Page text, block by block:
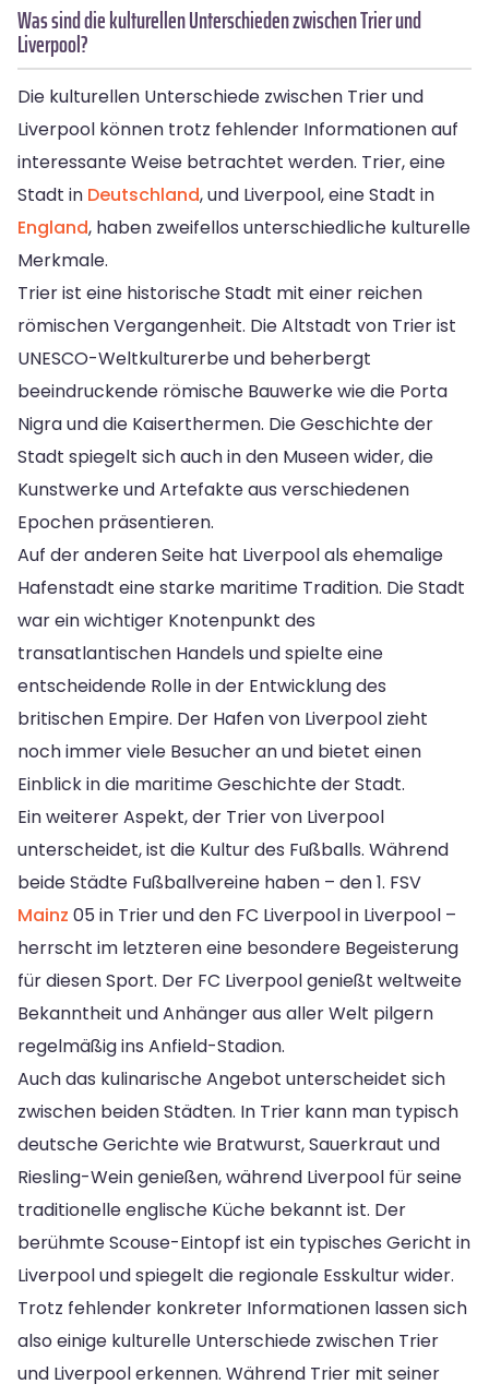
Was sind die kulturellen Unterschieden zwischen Trier und
Liverpool?
Die kulturellen Unterschiede zwischen Trier und
Liverpool können trotz fehlender Informationen auf
interessante Weise betrachtet werden. Trier, eine
Stadt in Deutschland, und Liverpool, eine Stadt in
England, haben zweifellos unterschiedliche kulturelle
Merkmale.
Trier ist eine historische Stadt mit einer reichen
römischen Vergangenheit. Die Altstadt von Trier ist
UNESCO-Weltkulturerbe und beherbergt
beeindruckende römische Bauwerke wie die Porta
Nigra und die Kaiserthermen. Die Geschichte der
Stadt spiegelt sich auch in den Museen wider, die
Kunstwerke und Artefakte aus verschiedenen
Epochen präsentieren.
Auf der anderen Seite hat Liverpool als ehemalige
Hafenstadt eine starke maritime Tradition. Die Stadt
war ein wichtiger Knotenpunkt des
transatlantischen Handels und spielte eine
entscheidende Rolle in der Entwicklung des
britischen Empire. Der Hafen von Liverpool zieht
noch immer viele Besucher an und bietet einen
Einblick in die maritime Geschichte der Stadt.
Ein weiterer Aspekt, der Trier von Liverpool
unterscheidet, ist die Kultur des Fußballs. Während
beide Städte Fußballvereine haben – den 1. FSV
Mainz 05 in Trier und den FC Liverpool in Liverpool –
herrscht im letzteren eine besondere Begeisterung
für diesen Sport. Der FC Liverpool genießt weltweite
Bekanntheit und Anhänger aus aller Welt pilgern
regelmäßig ins Anfield-Stadion.
Auch das kulinarische Angebot unterscheidet sich
zwischen beiden Städten. In Trier kann man typisch
deutsche Gerichte wie Bratwurst, Sauerkraut und
Riesling-Wein genießen, während Liverpool für seine
traditionelle englische Küche bekannt ist. Der
berühmte Scouse-Eintopf ist ein typisches Gericht in
Liverpool und spiegelt die regionale Esskultur wider.
Trotz fehlender konkreter Informationen lassen sich
also einige kulturelle Unterschiede zwischen Trier
und Liverpool erkennen. Während Trier mit seiner